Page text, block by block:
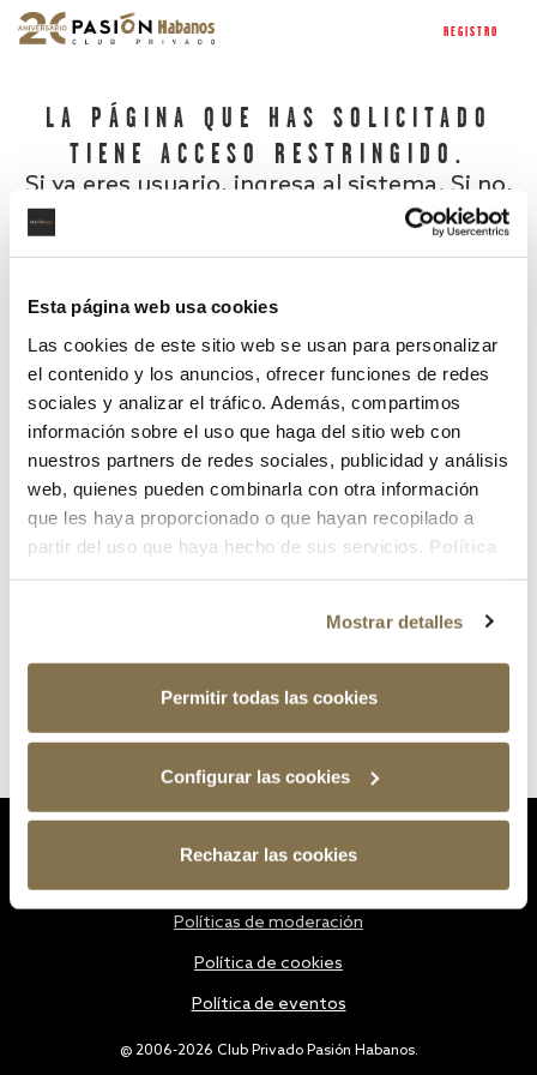
Esta página web usa cookies
Las cookies de este sitio web se usan para personalizar
el contenido y los anuncios, ofrecer funciones de redes
sociales y analizar el tráfico. Además, compartimos
información sobre el uso que haga del sitio web con
nuestros partners de redes sociales, publicidad y análisis
web, quienes pueden combinarla con otra información
que les haya proporcionado o que hayan recopilado a
partir del uso que haya hecho de sus servicios. Política
Mostrar detalles
Permitir todas las cookies
Configurar las cookies
Rechazar las cookies
REGISTRO
LA PÁGINA QUE HAS SOLICITADO
TIENE ACCESO RESTRINGIDO.
Si ya eres usuario, ingresa al sistema. Si no,
¿Has olvidado tu contraseña?
@ 2006-2026 Club Privado Pasión Habanos.
Políticas de moderación
Política de cookies
Política de eventos